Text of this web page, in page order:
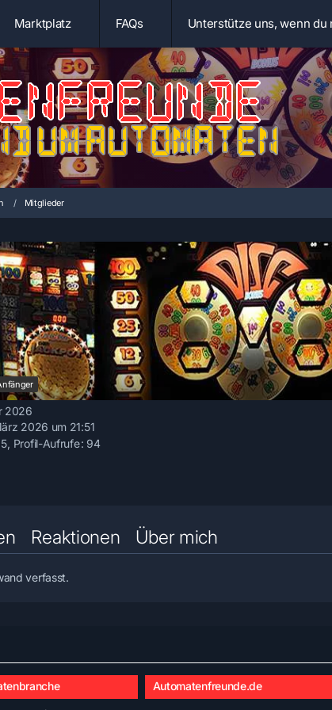
Marktplatz FAQs Unterstütze uns, wenn du
Mitglieder
2026
2026 um 21:51
Profil-Aufrufe 94
Reaktionen Über mich
verfasst.
Automatenfreunde.de